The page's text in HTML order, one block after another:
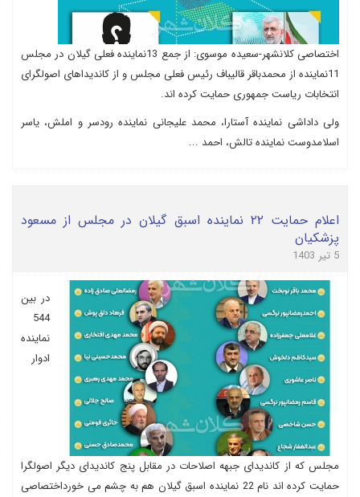
اختصاصی کلانشهر-سعیده موسوی: از جمع 13نماینده فعلی گیلان در مجلس
11نماینده از محمدباقر قالیباف رئیس فعلی مجلس و از کاندیداهای اصولگرای
انتخابات ریاست جمهوری حمایت کرده اند.
ولی داداشی نماینده آستارا، محمد علیجانی نماینده رودسر و املش، یاسر
اسلامدوست نماینده تالش، احمد ...
اعلام حمایت ۲۲ نماینده اسبق گیلان در مجلس از مسعود
پزشکیان
5 تیر 1403
در بین
544
نماینده
ادوار
مجلس که از کاندیدای جبهه اصلاحات در مقابل پنج کاندیدای دیگر اصولگرا
حمایت کرده اند نام 22 نماینده اسبق گیلان هم به چشم می خورداختصاصی